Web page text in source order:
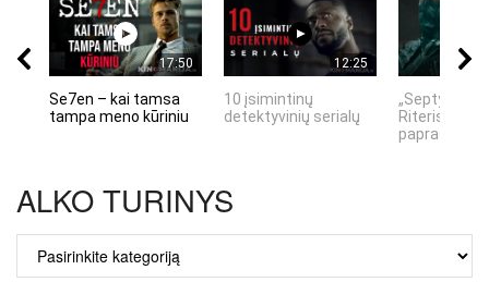
17:50
Se7en – kai tamsa
tampa meno kūriniu
12:25
10 įsimintinų
detektyvinių serialų
„Septynių
Riteris" – kai
ALKO TURINYS
ALKO
TURINYS